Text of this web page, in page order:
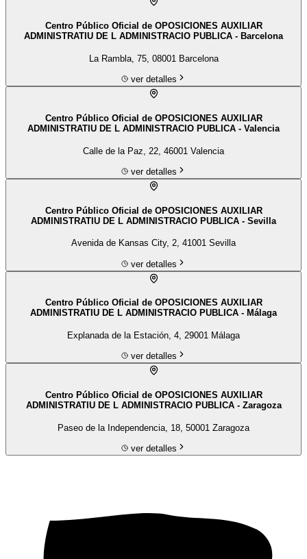
Centro Público Oficial de OPOSICIONES AUXILIAR
ADMINISTRATIU DE L ADMINISTRACIO PUBLICA - Barcelona
La Rambla, 75, 08001 Barcelona
ver detalles
Centro Público Oficial de OPOSICIONES AUXILIAR
ADMINISTRATIU DE L ADMINISTRACIO PUBLICA - Valencia
Calle de la Paz, 22, 46001 Valencia
ver detalles
Centro Público Oficial de OPOSICIONES AUXILIAR
ADMINISTRATIU DE L ADMINISTRACIO PUBLICA - Sevilla
Avenida de Kansas City, 2, 41001 Sevilla
ver detalles
Centro Público Oficial de OPOSICIONES AUXILIAR
ADMINISTRATIU DE L ADMINISTRACIO PUBLICA - Málaga
Explanada de la Estación, 4, 29001 Málaga
ver detalles
Centro Público Oficial de OPOSICIONES AUXILIAR
ADMINISTRATIU DE L ADMINISTRACIO PUBLICA - Zaragoza
Paseo de la Independencia, 18, 50001 Zaragoza
ver detalles